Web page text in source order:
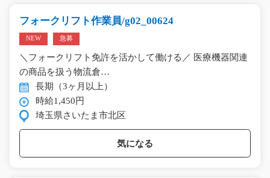
フォークリフト作業員/g02_00624
NEW 急募
＼フォークリフト免許を活かして働ける／ 医療機器関連
の商品を扱う物流倉…
長期（3ヶ月以上）
時給1,450円
埼玉県さいたま市北区
気になる